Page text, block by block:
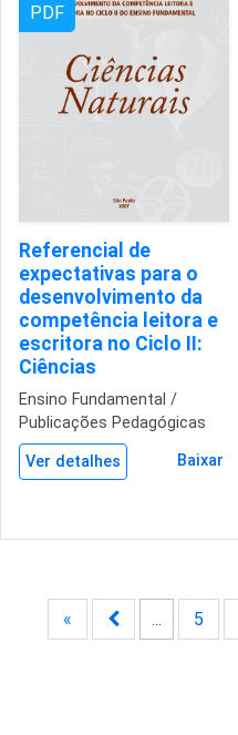
PDF
Referencial de
expectativas para o
desenvolvimento da
competência leitora e
escritora no Ciclo II:
Ciências
Ensino Fundamental /
Publicações Pedagógicas
Ver detalhes Baixar
« ... 5